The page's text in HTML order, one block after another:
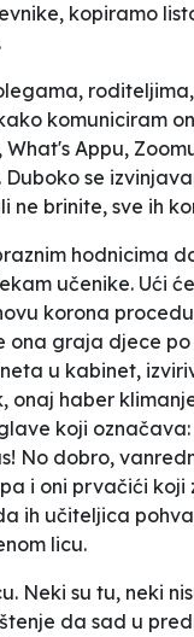
kopiramo
komuniciram
What's Appu,
Duboko se
ne brinite, sve ih
hodnicima
učenike. Ući
korona
ona graja djece
u kabinet,
onaj haber
koji označava:
No dobro,
i oni prvačići
ih učiteljica
licu.
Neki su tu, neki
da sad u